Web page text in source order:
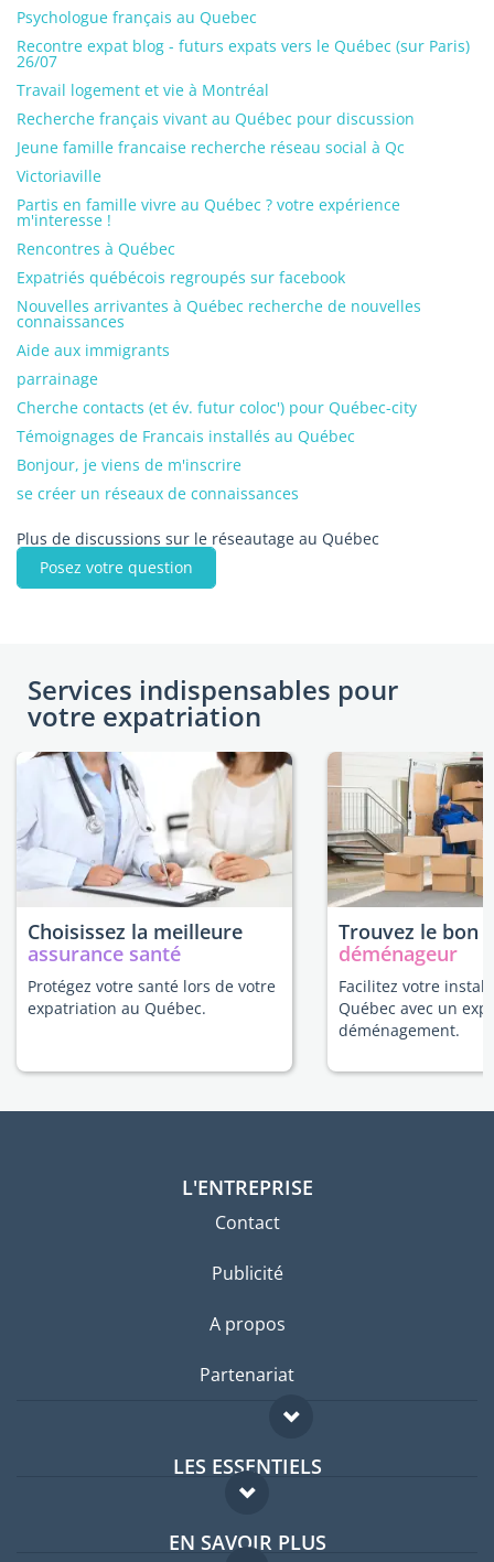
Psychologue français au Quebec
Recontre expat blog - futurs expats vers le Québec (sur Paris)
26/07
Travail logement et vie à Montréal
Recherche français vivant au Québec pour discussion
Jeune famille francaise recherche réseau social à Qc
Victoriaville
Partis en famille vivre au Québec ? votre expérience
m'interesse !
Rencontres à Québec
Expatriés québécois regroupés sur facebook
Nouvelles arrivantes à Québec recherche de nouvelles
connaissances
Aide aux immigrants
parrainage
Cherche contacts (et év. futur coloc') pour Québec-city
Témoignages de Francais installés au Québec
Bonjour, je viens de m'inscrire
se créer un réseaux de connaissances
Plus de discussions sur le réseautage au Québec
Posez votre question
Services indispensables pour
votre expatriation
Choisissez la meilleure
assurance santé
Protégez votre santé lors de votre
expatriation au Québec.
Trouvez le bon
déménageur
Facilitez votre
Québec avec un
déménagement.
L'ENTREPRISE
Contact
Publicité
A propos
Partenariat
LES ESSENTIELS
Forum expatriés
Guides pays
EN SAVOIR PLUS